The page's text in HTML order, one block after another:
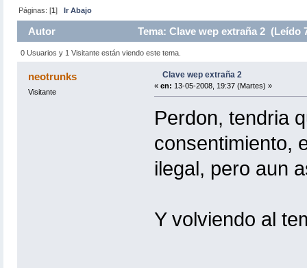
Páginas: [1]Ir Abajo
Autor Tema: Clave wep extraña 2 (Leído
0 Usuarios y 1 Visitante están viendo este tema.
neotrunks
Visitante
Clave wep extraña 2
« en: 13-05-2008, 19:37 (Martes) »
Perdon, tendria
consentimiento,
ilegal, pero aun
Y volviendo al